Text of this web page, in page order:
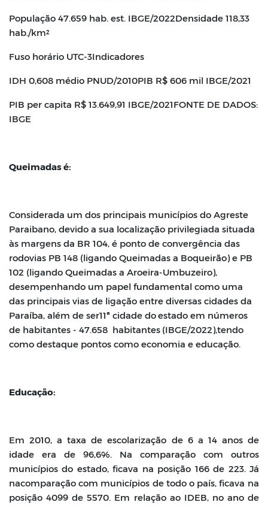
População 47.659 hab. est. IBGE/2022Densidade 118,33
hab./km²
Fuso horário UTC-3Indicadores
IDH 0,608 médio PNUD/2010PIB R$ 606 mil IBGE/2021
PIB per capita R$ 13.649,91 IBGE/2021FONTE DE DADOS:
IBGE
Queimadas é:
Considerada um dos principais municípios do Agreste
Paraibano, devido a sua localização privilegiada situada
às margens da BR 104, é ponto de convergência das
rodovias PB 148 (ligando Queimadas a Boqueirão) e PB
102 (ligando Queimadas a Aroeira-Umbuzeiro),
desempenhando um papel fundamental como uma
das principais vias de ligação entre diversas cidades da
Paraíba, além de ser11ª cidade do estado em números
de habitantes - 47.658 habitantes (IBGE/2022),tendo
como destaque pontos como economia e educação.
Educação:
Em 2010, a taxa de escolarização de 6 a 14 anos de
idade era de 96,6%. Na
comparação com outros
municípios do estado, ficava na posição 166 de 223. Já
nacomparação com municípios de todo o país, ficava na
posição 4099 de 5570. Em relação ao IDEB, no ano de